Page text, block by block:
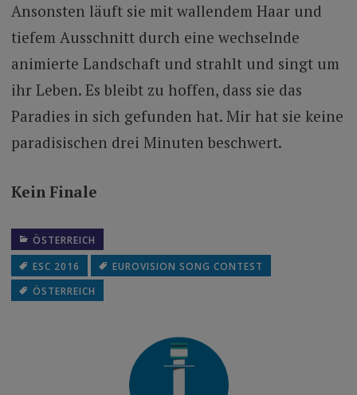
Ansonsten läuft sie mit wallendem Haar und
tiefem Ausschnitt durch eine wechselnde
animierte Landschaft und strahlt und singt um
ihr Leben. Es bleibt zu hoffen, dass sie das
Paradies in sich gefunden hat. Mir hat sie keine
paradisischen drei Minuten beschwert.
Kein Finale
ÖSTERREICH
ESC 2016
EUROVISION SONG CONTEST
ÖSTERREICH